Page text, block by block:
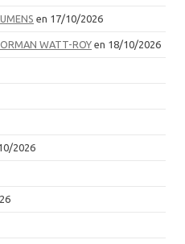
en 17/10/2026
WATT-ROY en 18/10/2026
2026